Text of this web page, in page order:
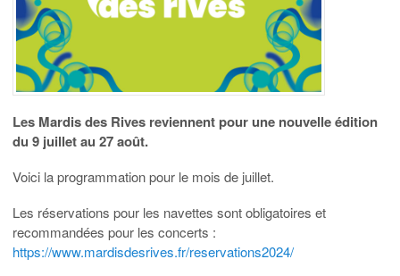
Les Mardis des Rives reviennent pour une nouvelle édition
du 9 juillet au 27 août.
Voici la programmation pour le mois de juillet.
Les réservations pour les navettes sont obligatoires et
recommandées pour les concerts :
https://www.mardisdesrives.fr/reservations2024/